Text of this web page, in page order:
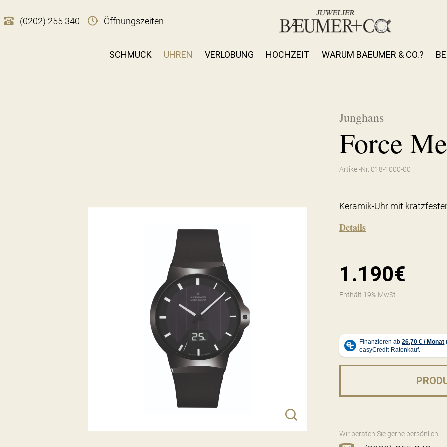
(0202) 255 340 Öffnungszeiten
SCHMUCK UHREN VERLOBUNG HOCHZEIT WARUM BAEUMER & CO.?
Junghans
Force
Artikel-Nr. 018-1000-00
Keramik-Uhr mit
Details
1.190€
Enthält 19% MwSt.
Wir beraten Sie gerne persönlich: